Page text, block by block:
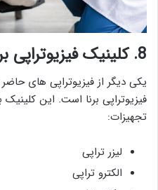
8. کلینیک فیزیوتراپی برنا
یکی دیگر از فیزیوتراپی های
فیزیوتراپی برنا است. این کلینیک
تجهیزات:
لیزر تراپی
الکترو تراپی